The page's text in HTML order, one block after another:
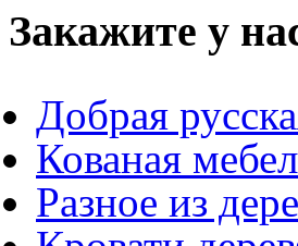
Закажите у
Добрая
Кованая
Разное из